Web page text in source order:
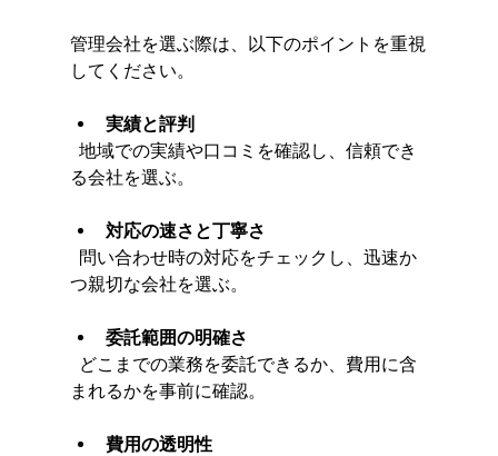
管理会社を選ぶ際は、以下のポイントを重視
してください。
実績と評判
る会社を選ぶ。
対応の速さと丁寧さ
つ親切な会社を選ぶ。
委託範囲の明確さ
まれるかを事前に確認。
費用の透明性